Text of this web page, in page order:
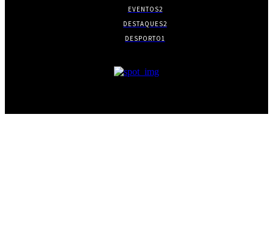
EVENTOS2
DESTAQUES2
DESPORTO1